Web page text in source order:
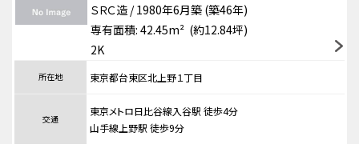
ＳＲＣ造 / 1980年6月築 (築46年)
専有面積: 42.45m² (約12.84坪)
2K
所在地 東京都台東区北上野１丁目
交通
東京メトロ日比谷線入谷駅 徒歩4分
山手線上野駅 徒歩9分